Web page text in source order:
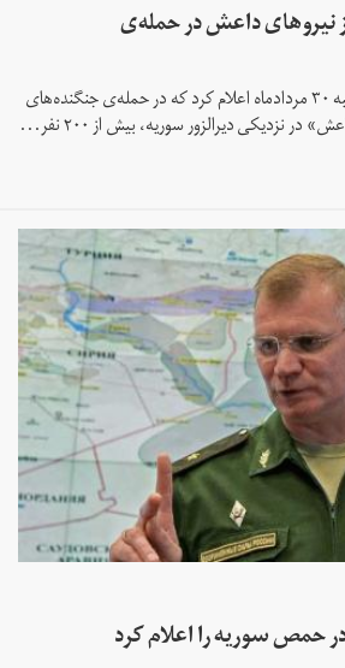
۲۰۰ نفر از نیروهای داعش در حمله‌ی
وزارت دفاع روسیه، روز دوشنبه ۳۰‌ مردادماه اعلام کرد که در حمله‌ی جنگنده‌های
نزدیکی دیرالزور سوریه، بیش از ۲۰۰ نفر...
حمص سوریه را اعلام کرد